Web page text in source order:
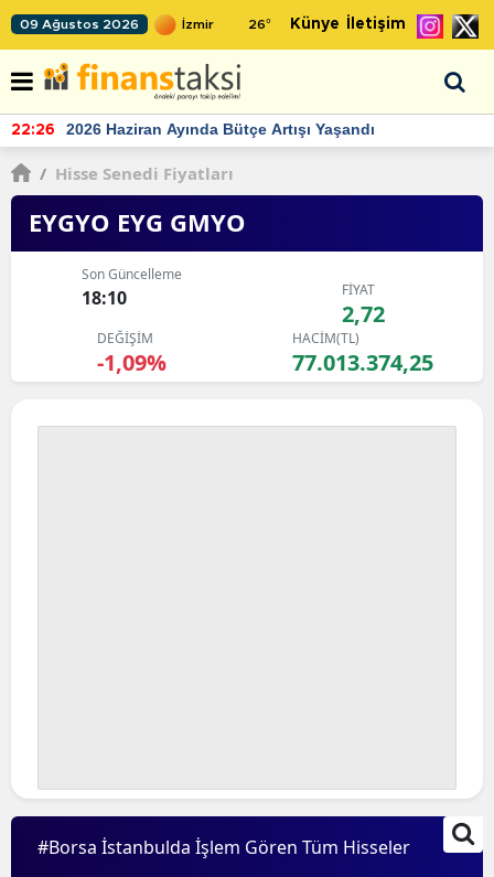
09 Ağustos 2026 26° Künye İletişim
22:24 TCMB'nin rezervlerinde artan momentum devam ediyor
/ Hisse Senedi Fiyatları
EYGYO EYG GMYO
Son Güncelleme
18:10 FİYAT
2,72
DEĞİŞİM
-1,09%
HACİM(TL)
77.013.374,25
#Borsa İstanbulda İşlem Gören Tüm Hisseler